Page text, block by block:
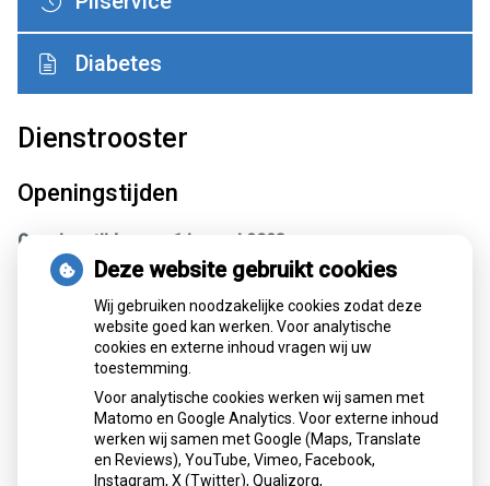
Dienstrooster
Openingstijden
Openingstijden per 1 januari 2023
Per 1 januari 2023 wijzigen onze openingstijden. De nieuwe
openingstijden zijn maandag t/m vrijdag van 08.00 t/m
Buiten onze openingstijden kunt u medicijnen ophalen via
onze nieuwe afhaalautomaat. Meld u aan in de apotheek of
middels het aanmeldformulier op onze website.
Op zaterdag en zondag zijn wij gesloten.
Zaterdag en Zondag
Diabetes
Deze website gebruikt cookies
Wij gebruiken noodzakelijke cookies zodat deze
website goed kan werken. Voor analytische
cookies en externe inhoud vragen wij uw
toestemming.
Voor analytische cookies werken wij samen met
Matomo en Google Analytics. Voor externe inhoud
werken wij samen met Google (Maps, Translate
en Reviews), YouTube, Vimeo, Facebook,
Instagram, X (Twitter), Qualizorg,